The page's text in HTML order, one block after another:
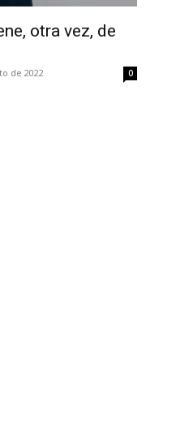
otra vez, de
de 2022 0